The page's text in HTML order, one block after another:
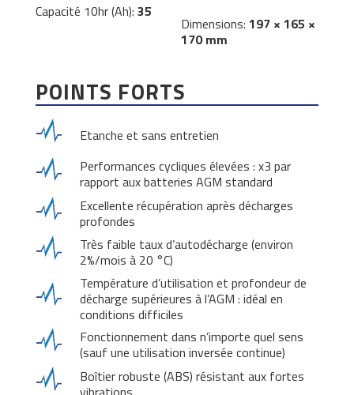
Capacité 10hr (Ah): 35
Dimensions: 197 × 165 ×
170 mm
POINTS FORTS
Etanche et sans entretien
Performances cycliques élevées : x3 par
rapport aux batteries AGM standard
Excellente récupération après décharges
profondes
Très faible taux d’autodécharge (environ
2%/mois à 20 °C)
Température d’utilisation et profondeur de
décharge supérieures à l’AGM : idéal en
conditions difficiles
Fonctionnement dans n’importe quel sens
(sauf une utilisation inversée continue)
Boîtier robuste (ABS) résistant aux fortes